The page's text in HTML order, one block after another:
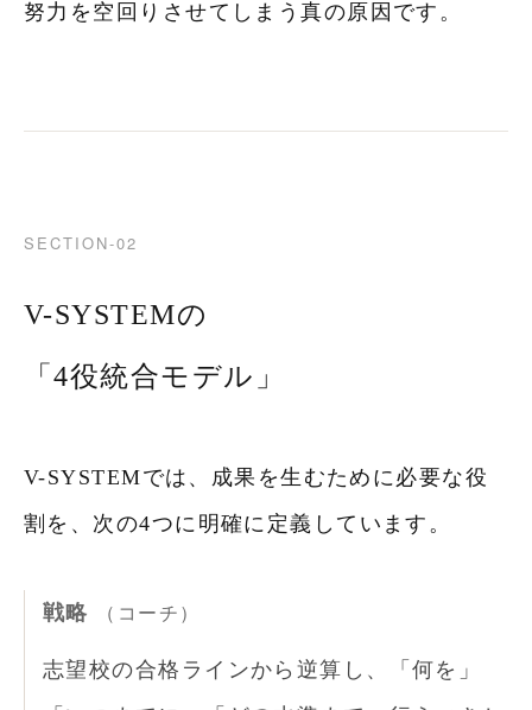
努力を空回りさせてしまう真の原因です。
SECTION-02
V-SYSTEMの
「4役統合モデル」
V-SYSTEMでは、成果を生むために必要な役
割を、次の4つに明確に定義しています。
戦略 （コーチ）
志望校の合格ラインから逆算し、「何を」